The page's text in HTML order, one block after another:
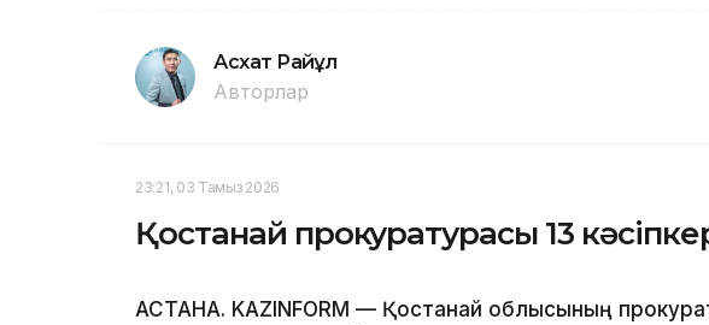
Асхат Райқұл
Авторлар
23:21, 03 Тамыз 2026
Қостанай прокуратурасы 13
АСТАНА. KAZINFORM — Қостанай облысының